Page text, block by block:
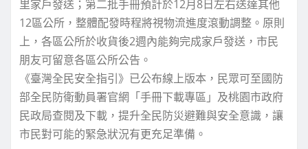
里家戶發送；第二批手冊預計於12月8日左右送達其他
12區公所，整體配發時程將視物流進度滾動調整。原則
上，各區公所於收貨後2週內能夠完成家戶發送，市民
朋友可留意各區公所公告。
《臺灣全民安全指引》已公布線上版本，民眾可至國防
部全民防衛動員署官網「手冊下載專區」及桃園市政府
民政局查閱及下載，提升全民防災避難與安全意識，讓
市民對可能的緊急狀況有更充足準備。